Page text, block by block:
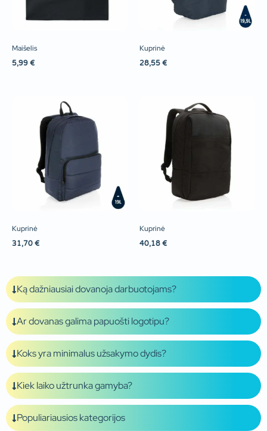
Maišelis
5,99 €
Kuprinė
28,55 €
Kuprinė
31,70 €
Kuprinė
40,18 €
Ką dažniausiai dovanoja darbuotojams?
Ar dovanas galima papuošti logotipu?
Koks yra minimalus užsakymo dydis?
Kiek laiko užtrunka gamyba?
Populiariausios kategorijos